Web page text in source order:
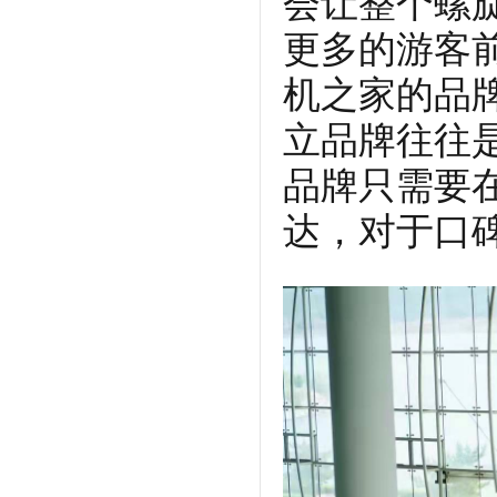
更多的游客
机之家的品
立品牌往往
品牌只需要
达，对于口